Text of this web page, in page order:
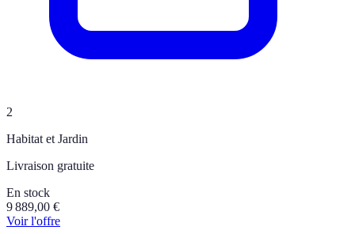
2
Habitat et Jardin
Livraison gratuite
En stock
9 889,00 €
Voir l'offre